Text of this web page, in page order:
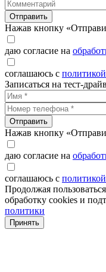
Отправить
Нажав кнопку
даю согласие на
соглашаюсь с
Записаться на тест-драйв
Отправить
Нажав кнопку
даю согласие на
соглашаюсь с
Продолжая
обработку cookies и
политики
Принять